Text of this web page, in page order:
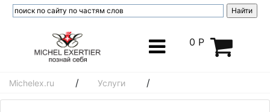
0 Р
Michelex.ru / Услуги /